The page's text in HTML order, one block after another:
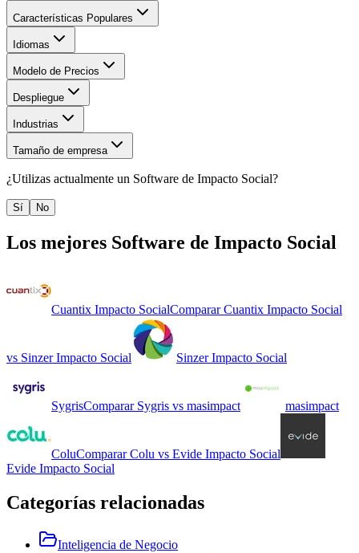
Características Populares
Idiomas
Modelo de Precios
Despliegue
Industrias
Tamaño de empresa
¿Utilizas actualmente un Software de Impacto Social?
Sí No
Los mejores Software de Impacto Social
Cuantix Impacto SocialComparar Cuantix Impacto Social
vs Sinzer Impacto Social Sinzer Impacto Social
SygrisComparar Sygris vs masimpact masimpact
ColuComparar Colu vs Evide Impacto Social
Evide Impacto Social
Categorías relacionadas
Inteligencia de Negocio